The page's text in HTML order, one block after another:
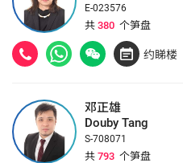
E-023576
共 380 个笋盘
约睇楼
邓正雄
Douby Tang
S-708071
共 793 个笋盘